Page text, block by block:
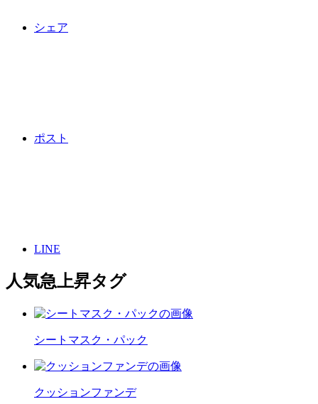
シェア
ポスト
LINE
人気急上昇タグ
シートマスク・パック
クッションファンデ